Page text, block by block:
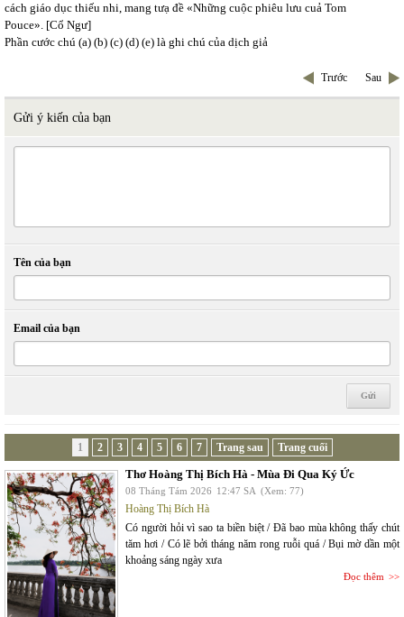
cách giáo dục thiếu nhi, mang tưạ đề «Những cuộc phiêu lưu cuả Tom
Pouce». [Cổ Ngư]
Phần cước chú (a) (b) (c) (d) (e) là ghi chú của dịch giả
Trước Sau
Gửi ý kiến của bạn
Tên của bạn
Email của bạn
1 2 3 4 5 6 7 Trang sau Trang cuối
Thơ Hoàng Thị Bích Hà - Mùa Đi Qua Ký Ức
08 Tháng Tám 2026 12:47 SA (Xem: 77)
Hoàng Thị Bích Hà
Có người hỏi vì sao ta biền biệt / Đã bao mùa không thấy chút
tăm hơi / Có lẽ bởi tháng năm rong ruỗi quá / Bụi mờ dần một
khoảng sáng ngày xưa
Đọc thêm